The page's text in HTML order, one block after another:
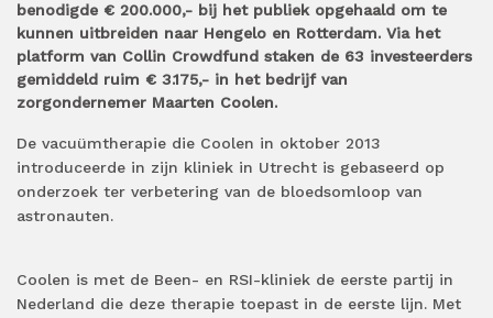
benodigde € 200.000,- bij het publiek opgehaald om te
kunnen uitbreiden naar Hengelo en Rotterdam. Via het
platform van Collin Crowdfund staken de 63 investeerders
gemiddeld ruim € 3.175,- in het bedrijf van
zorgondernemer Maarten Coolen.
De vacuümtherapie die Coolen in oktober 2013
introduceerde in zijn kliniek in Utrecht is gebaseerd op
onderzoek ter verbetering van de bloedsomloop van
astronauten.
Coolen is met de Been- en RSI-kliniek de eerste partij in
Nederland die deze therapie toepast in de eerste lijn. Met